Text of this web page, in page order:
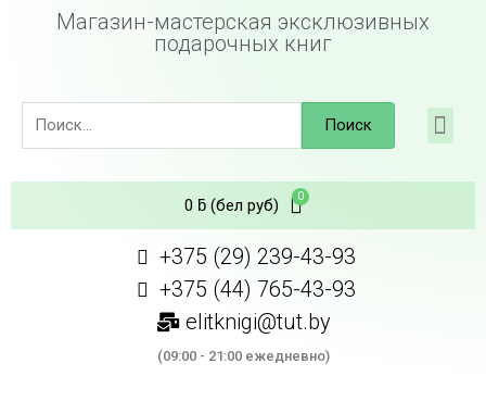
Магазин-мастерская эксклюзивных
подарочных книг
Поиск
0 ƃ(бел руб)
+375 (29) 239-43-93
+375 (44) 765-43-93
elitknigi@tut.by
(09:00 - 21:00 ежедневно)